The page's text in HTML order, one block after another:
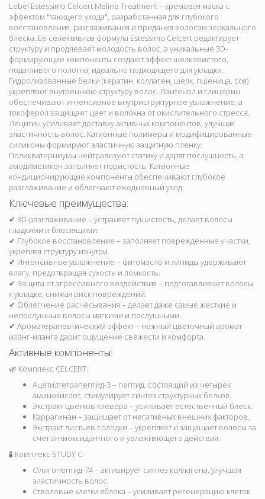
Lebel Estessimo Celcert Meline Treatment – кремовая маска с
эффектом "тающего ухода", разработанная для глубокого
восстановления, разглаживания и придания волосам зеркального
блеска. Ее селективная формула Estessimo Celcert редактирует
структуру и продлевает молодость волос, а уникальные 3D-
формирующие компоненты создают эффект шелковистого,
податливого полотна, идеально подходящего для укладки.
Гидролизованные белки (кератин, коллаген, шелк, пшеница, соя)
укрепляют внутреннюю структуру волос. Пантенол и глицерин
обеспечивают интенсивное внутриструктурное увлажнение, а
токоферол защищает цвет и волокна от окислительного стресса.
Лецитин усиливает доставку активных компонентов, улучшая
эластичность волос. Катионные полимеры и модифицированные
силиконы формируют эластичную защитную пленку.
Поликватерниумы нейтрализуют статику и дарят послушность, а
амодиметикон заполняет пористость. Катионные
кондиционирующие компоненты обеспечивают глубокое
разглаживание и облегчают ежедневный уход.
Ключевые преимущества:
✔ 3D-разглаживание – устраняет пушистость, делает волосы
гладкими и блестящими.
✔ Глубокое восстановление – заполняет поврежденные участки,
укрепляя структуру изнутри.
✔ Интенсивное увлажнение – фитомасло и липиды удерживают
влагу, предотвращая сухость и ломкость.
✔ Защита от агрессивного воздействия – подготавливает волосы
к укладке, снижая риск повреждений.
✔ Облегчение расчесывания – делает даже самые жесткие и
непослушные волосы мягкими и послушными.
✔ Ароматерапевтический эффект – нежный цветочный аромат
иланг-иланга дарит ощущение свежести и комфорта.
Активные компоненты:
🌿 Комплекс CELCERT:
Ацетилтетрапептид-3 – пептид, состоящий из четырех
аминокислот, стимулирует синтез структурных белков.
Экстракт цветков клевера – усиливает естественный блеск.
Каррагинан – защищает от негативных внешних факторов.
Экстракт листьев солодки – укрепляет и защищает волосы за
счет антиоксидантного и увлажняющего действия.
🧪 Комплекс STUDY C:
Олигопептид-74 – активирует синтез коллагена, улучшая
эластичность волос.
Стволовые клетки яблока – усиливает регенерацию клеток